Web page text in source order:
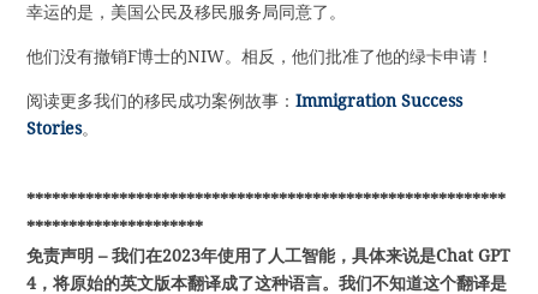
幸运的是，美国公民及移民服务局同意了。
他们没有撤销F博士的NIW。相反，他们批准了他的绿卡申请！
阅读更多我们的移民成功案例故事：Immigration Success
Stories。
*********************************************************
*********************
免责声明 – 我们在2023年使用了人工智能，具体来说是Chat GPT
4，将原始的英文版本翻译成了这种语言。我们不知道这个翻译是